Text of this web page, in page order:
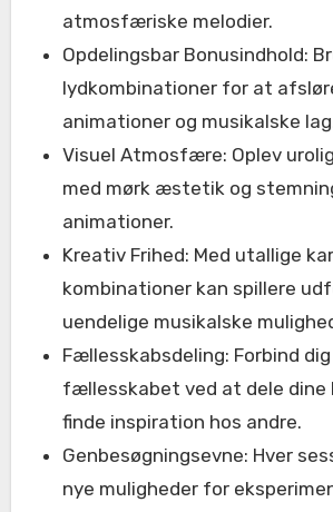
atmosfæriske melodier.
Opdelingsbar Bonusindhold:
lydkombinationer for at
animationer og musikalske
Visuel Atmosfære: Oplev
med mørk æstetik og
animationer.
Kreativ Frihed: Med utallige
kombinationer kan spillere
uendelige musikalske
Fællesskabsdeling: Forbind
fællesskabet ved at dele dine
finde inspiration hos andre.
Genbesøgningsevne: Hver
nye muligheder for